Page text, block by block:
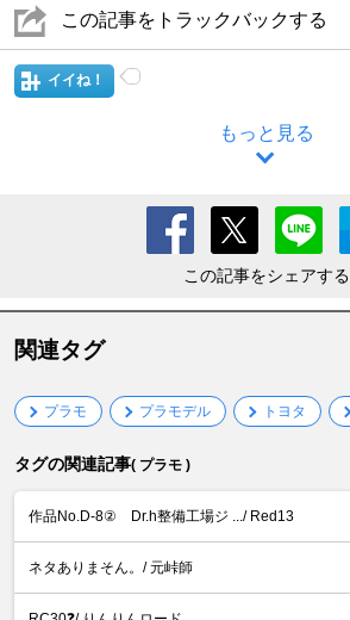
この記事をトラックバックする
イイね！
もっと見る
この記事をシェアする
関連タグ
プラモ プラモデル トヨタ
タグの関連記事( プラモ )
作品No.D-8② Dr.h整備工場ジ .../ Red13
ネタありまそん。/ 元峠師